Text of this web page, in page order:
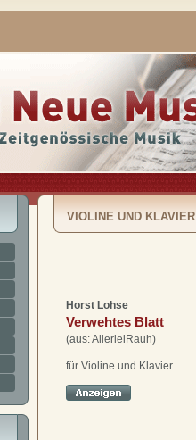
VIOLINE UND KLAVIER
Horst Lohse
Verwehtes Blatt
(aus: AllerleiRauh)
für Violine und Klavier